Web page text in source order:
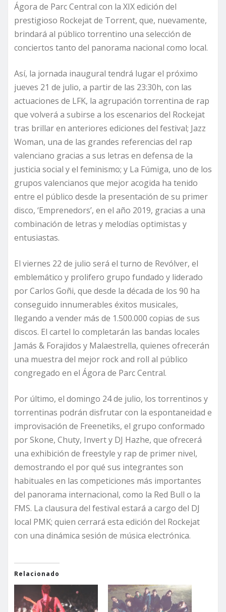
Ágora de Parc Central con la XIX edición del
prestigioso Rockejat de Torrent, que, nuevamente,
brindará al público torrentino una selección de
conciertos tanto del panorama nacional como local.
Así, la jornada inaugural tendrá lugar el próximo
jueves 21 de julio, a partir de las 23:30h, con las
actuaciones de LFK, la agrupación torrentina de rap
que volverá a subirse a los escenarios del Rockejat
tras brillar en anteriores ediciones del festival; Jazz
Woman, una de las grandes referencias del rap
valenciano gracias a sus letras en defensa de la
justicia social y el feminismo; y La Fúmiga, uno de los
grupos valencianos que mejor acogida ha tenido
entre el público desde la presentación de su primer
disco, ‘Emprenedors’, en el año 2019, gracias a una
combinación de letras y melodías optimistas y
entusiastas.
El viernes 22 de julio será el turno de Revólver, el
emblemático y prolifero grupo fundado y liderado
por Carlos Goñi, que desde la década de los 90 ha
conseguido innumerables éxitos musicales,
llegando a vender más de 1.500.000 copias de sus
discos. El cartel lo completarán las bandas locales
Jamás & Forajidos y Malaestrella, quienes ofrecerán
una muestra del mejor rock and roll al público
congregado en el Ágora de Parc Central.
Por último, el domingo 24 de julio, los torrentinos y
torrentinas podrán disfrutar con la espontaneidad e
improvisación de Freenetiks, el grupo conformado
por Skone, Chuty, Invert y DJ Hazhe, que ofrecerá
una exhibición de freestyle y rap de primer nivel,
demostrando el por qué sus integrantes son
habituales en las competiciones más importantes
del panorama internacional, como la Red Bull o la
FMS. La clausura del festival estará a cargo del DJ
local PMK; quien cerrará esta edición del Rockejat
con una dinámica sesión de música electrónica.
Relacionado